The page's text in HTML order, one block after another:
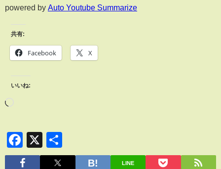
powered by Auto Youtube Summarize
共有:
Facebook X
いいね:
Facebook
X
有
LINE